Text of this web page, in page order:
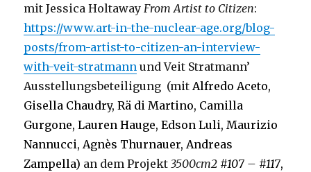
mit Jessica HoltawayFrom Artist to Citizen:
https://www.art-in-the-nuclear-age.org/blog-
posts/from-artist-to-citizen-an-interview-
with-veit-stratmann und Veit Stratmann’
Ausstellungsbeteiligung (mitAlfredo Aceto,
Gisella Chaudry, Rä di Martino, Camilla
Gurgone, Lauren Hauge, Edson Luli, Maurizio
Nannucci, Agnès Thurnauer, Andreas
Zampella) an dem Projekt3500cm2 #107 – #117,